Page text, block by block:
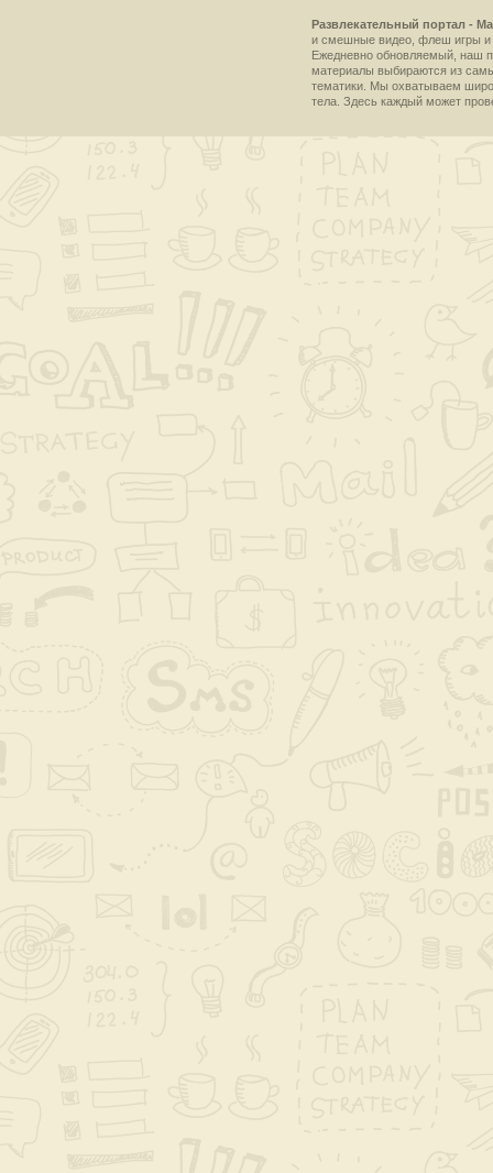
Развлекательный портал -
и смешные видео, флеш игры и
Ежедневно обновляемый, наш
материалы выбираются из
тематики. Мы охватываем
тела. Здесь каждый может